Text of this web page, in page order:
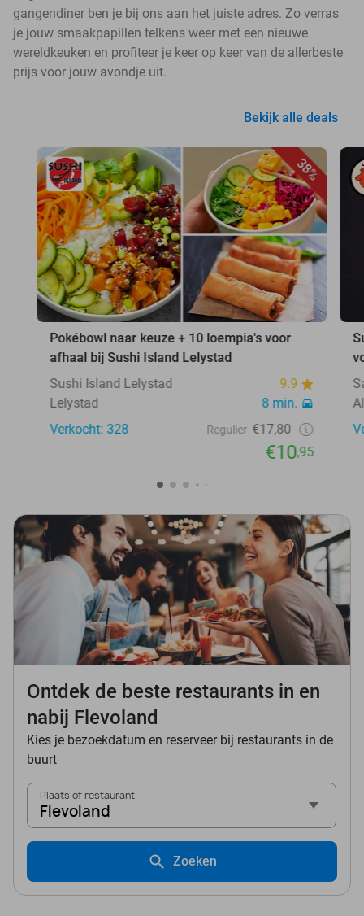
gangendiner ben je bij ons aan het juiste adres. Zo verras
je jouw smaakpapillen telkens weer met een nieuwe
wereldkeuken en profiteer je keer op keer van de allerbeste
prijs voor jouw avondje uit.
Bekijk alle deals
38%
Pokébowl naar keuze + 10 loempia's voor
afhaal bij Sushi Island Lelystad
Sushi Island Lelystad
9.9
Lelystad
8 min.
Verkocht: 328
Regulier €17,80
€10,95
Ontdek de beste restaurants in en
nabij Flevoland
Kies je bezoekdatum en reserveer bij restaurants in de
buurt
Plaats of restaurant
Flevoland
Zoeken